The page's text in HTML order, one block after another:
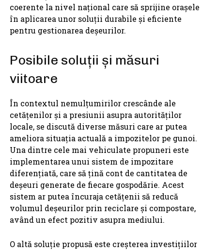
coerente la nivel național care să sprijine orașele
în aplicarea unor soluții durabile și eficiente
pentru gestionarea deșeurilor.
Posibile soluții și măsuri
viitoare
În contextul nemulțumirilor crescânde ale
cetățenilor și a presiunii asupra autorităților
locale, se discută diverse măsuri care ar putea
ameliora situația actuală a impozitelor pe gunoi.
Una dintre cele mai vehiculate propuneri este
implementarea unui sistem de impozitare
diferențiată, care să țină cont de cantitatea de
deșeuri generate de fiecare gospodărie. Acest
sistem ar putea încuraja cetățenii să reducă
volumul deșeurilor prin reciclare și compostare,
având un efect pozitiv asupra mediului.
O altă soluție propusă este creșterea investițiilor